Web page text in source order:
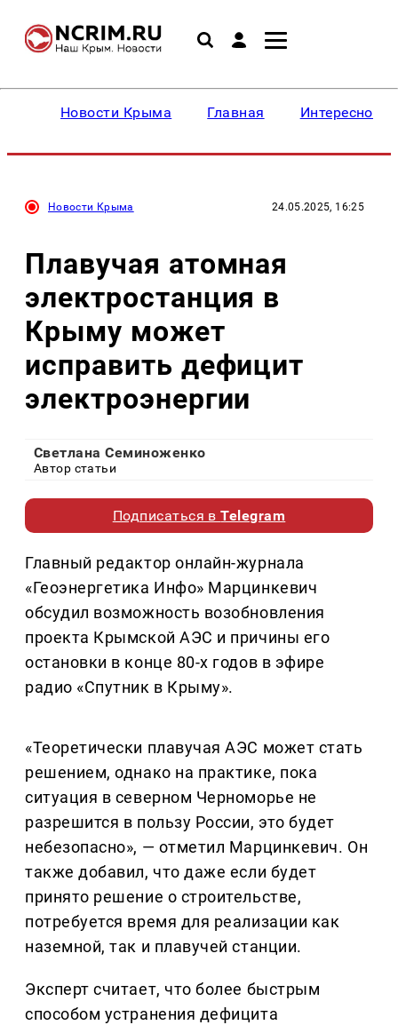
Новости Крыма Главная Интересное
Новости Крыма 24.05.2025, 16:25
Плавучая атомная
электростанция в
Крыму может
исправить дефицит
электроэнергии
Светлана Семиноженко
Автор статьи
Подписаться вTelegram
Главный редактор онлайн-журнала
«Геоэнергетика Инфо» Марцинкевич
обсудил возможность возобновления
проекта Крымской АЭС и причины его
остановки в конце 80-х годов в эфире
радио «Спутник в Крыму».
«Теоретически плавучая АЭС может стать
решением, однако на практике, пока
ситуация в северном Черноморье не
разрешится в пользу России, это будет
небезопасно», — отметил Марцинкевич. Он
также добавил, что даже если будет
принято решение о строительстве,
потребуется время для реализации как
наземной, так и плавучей станции.
Эксперт считает, что более быстрым
способом устранения дефицита